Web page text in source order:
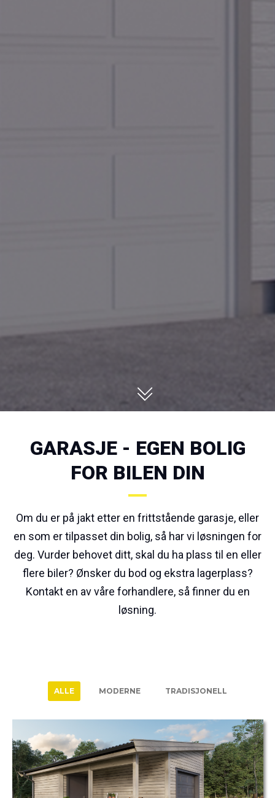
GARASJE - EGEN BOLIG
FOR BILEN DIN
Om du er på jakt etter en frittstående garasje, eller
en som er tilpasset din bolig, så har vi løsningen for
deg. Vurder behovet ditt, skal du ha plass til en eller
flere biler? Ønsker du bod og ekstra lagerplass?
Kontakt en av våre forhandlere, så finner du en
løsning.
ALLE MODERNE TRADISJONELL